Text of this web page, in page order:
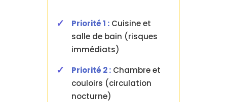
Priorité 1 :Cuisine et
salle de bain (risques
immédiats)
Priorité 2 :Chambre et
couloirs (circulation
nocturne)